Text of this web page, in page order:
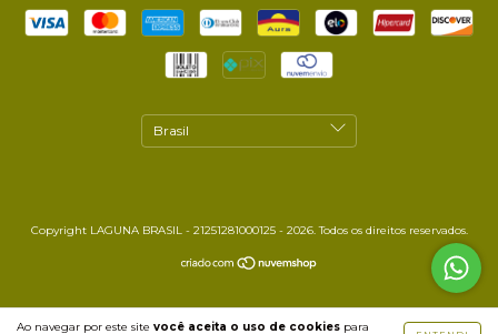
Ao navegar por este site você aceita o uso de cookies para
Copyright LAGUNA BRASIL - 21251281000125 - 2026. Todos os direitos reservados.